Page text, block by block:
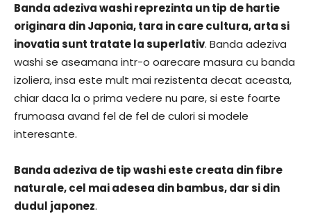
Banda adeziva washi reprezinta un tip de hartie
originara din Japonia, tara in care cultura, arta si
inovatia sunt tratate la superlativ. Banda adeziva
washi se aseamana intr-o oarecare masura cu banda
izoliera, insa este mult mai rezistenta decat aceasta,
chiar daca la o prima vedere nu pare, si este foarte
frumoasa avand fel de fel de culori si modele
interesante.
Banda adeziva de tip washi este creata din fibre
naturale, cel mai adesea din bambus, dar si din
dudul japonez.